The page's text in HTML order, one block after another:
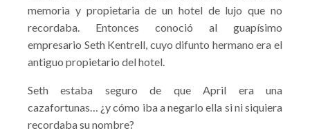
memoria y propietaria de un hotel de lujo que no
recordaba. Entonces conoció al guapísimo
empresario Seth Kentrell, cuyo difunto hermano era el
antiguo propietario del hotel.
Seth estaba seguro de que April era una
cazafortunas… ¿y cómo iba a negarlo ella si ni siquiera
recordaba su nombre?